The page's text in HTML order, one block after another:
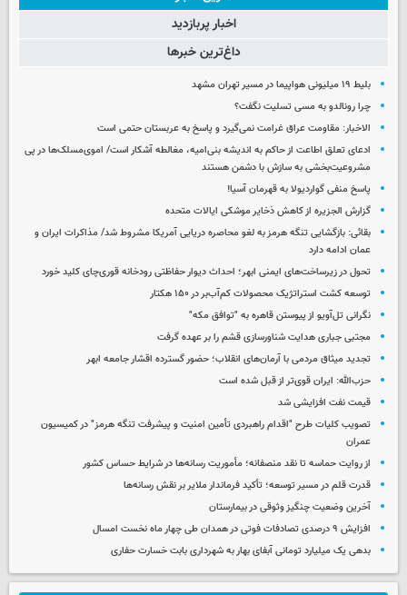
اخبار پربازدید
داغ‌ترین خبرها
بلیط ۱۹ میلیونی هواپیما در مسیر تهران مشهد
چرا رونالدو به مسی تسلیت نگفت؟
الاخبار: مقاومت عراق غرامت نمی‌گیرد و پاسخ به عربستان حتمی است
ادعای تعلق اطاعت از حاکم به اندیشه بنی‌امیه، مغالطه آشکار است/ اموی‌مسلک‌ها در پی
مشروعیت‌بخشی به سازش با دشمن هستند
پاسخ منفی گواردیولا به قهرمان آسیا!
گزارش الجزیره از کاهش ذخایر موشکی ایالات متحده
بقائی: بازگشایی تنگه هرمز به لغو محاصره دریایی آمریکا مشروط شد/ مذاکرات ایران و
عمان ادامه دارد
تحول در زیرساخت‌های ایمنی ابهر؛ احداث دیوار حفاظتی رودخانه قوری‌چای کلید خورد
توسعه کشت استراتژیک محصولات کم‌آب‌بر در ۱۵۰ هکتار
نگرانی تل‌آویو از پیوستن قاهره به "توافق مکه"
مجتبی جباری هدایت شناورسازی قشم را بر عهده گرفت
تجدید میثاق مردمی با آرمان‌های انقلاب؛ حضور گسترده اقشار جامعه ابهر
حزب‌الله: ایران قوی‌تر از قبل شده است
قیمت نفت افزایشی شد
تصویب کلیات طرح "اقدام راهبردی تأمین امنیت و پیشرفت تنگه هرمز" در کمیسیون
عمران
از روایت حماسه تا نقد منصفانه؛ مأموریت رسانه‌ها در شرایط حساس کشور
قدرت قلم در مسیر توسعه؛ تأکید فرماندار ملایر بر نقش رسانه‌ها
آخرین وضعیت چنگیز وثوقی در بیمارستان
افزایش ۹ درصدی تصادفات فوتی در همدان طی چهار ماه نخست امسال
بدهی یک میلیارد تومانی آبفای بهار به شهرداری بابت خسارت حفاری